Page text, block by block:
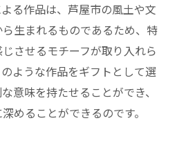
におすすめの芦屋市ギフト
した芦屋市の贈り物
芦屋市のギフト選び
フトで贈る心温まる時間
る芦屋市独自のギフト
る作品は、芦屋市の風土や文
生まれるものであるため、特
させるモチーフが取り入れら
ような作品をギフトとして選
意味を持たせることができ、
めることができるのです。